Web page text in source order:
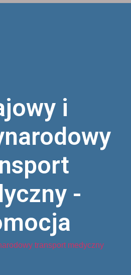
i
-
transport medyczny